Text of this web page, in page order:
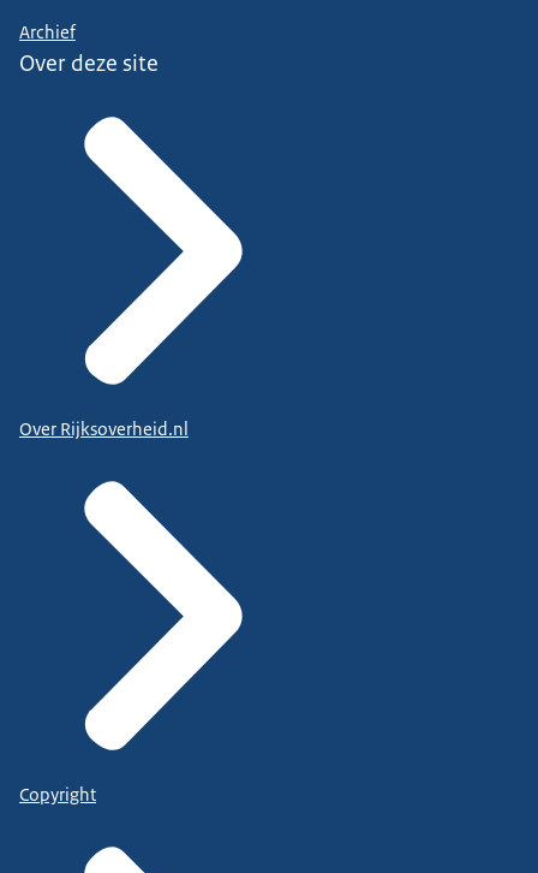
Archief
Over deze site
Over Rijksoverheid.nl
Copyright